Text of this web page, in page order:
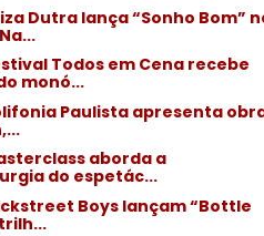
Dutra lança “Sonho Bom”
Todos em Cena recebe
monó...
Paulista apresenta
aborda a
do espetác...
Boys lançam “Bottle